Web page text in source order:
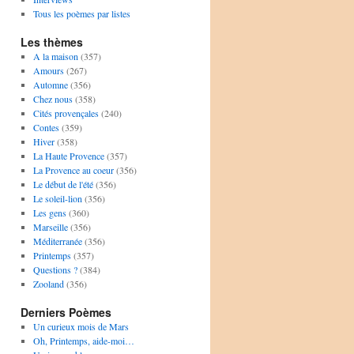
Tous les poèmes par listes
Les thèmes
A la maison (357)
Amours(267)
Automne(356)
Chez nous(358)
Cités provençales(240)
Contes(359)
Hiver(358)
La Haute Provence(357)
La Provence au coeur(356)
Le début de l'été(356)
Le soleil-lion (356)
Les gens(360)
Marseille(356)
Méditerranée(356)
Printemps(357)
Questions ?(384)
Zooland(356)
Derniers Poèmes
Un curieux mois de Mars
Oh, Printemps, aide-moi…